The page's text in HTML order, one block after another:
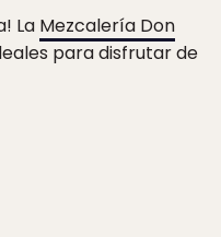
La Mezcalería Don
para disfrutar de